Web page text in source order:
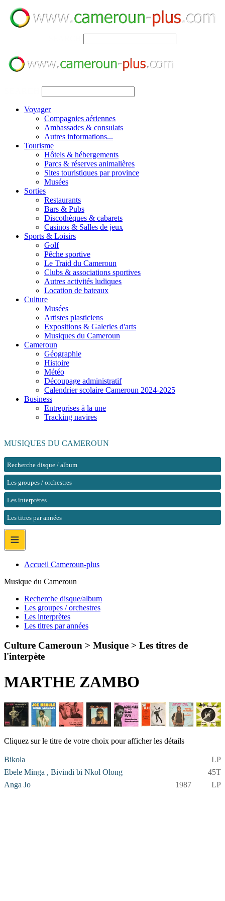
Voyager
Compagnies aériennes
Ambassades & consulats
Autres informations...
Tourisme
Hôtels & hébergements
Parcs & réserves animalières
Sites touristiques par province
Musées
Sorties
Restaurants
Bars & Pubs
Discothèques & cabarets
Casinos & Salles de jeux
Sports & Loisirs
Golf
Pêche sportive
Le Traid du Cameroun
Clubs & associations sportives
Autres activités ludiques
Location de bateaux
Culture
Musées
Artistes plasticiens
Expositions & Galeries d'arts
Musiques du Cameroun
Cameroun
Géographie
Histoire
Météo
Découpage administratif
Calendrier scolaire Cameroun 2024-2025
Business
Entreprises à la une
Tracking navires
MUSIQUES DU CAMEROUN
Recherche disque / album
Les groupes / orchestres
Les interprètes
Les titres par années
≡
Accueil Cameroun-plus
Musique du Cameroun
Recherche disque/album
Les groupes / orchestres
Les interprètes
Les titres par années
Culture Cameroun > Musique > Les titres de
l'interpète
MARTHE ZAMBO
Cliquez sur le titre de votre choix pour afficher les détails
Bikola
LP
Ebele Minga , Bivindi bi Nkol Olong
45T
Anga Jo
1987 LP